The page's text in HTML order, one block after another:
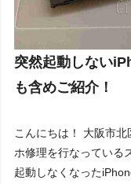
突然起動しない
も含めご紹介！
こんにちは！ 大阪市
ホ修理を行なっている
起動しなくなった